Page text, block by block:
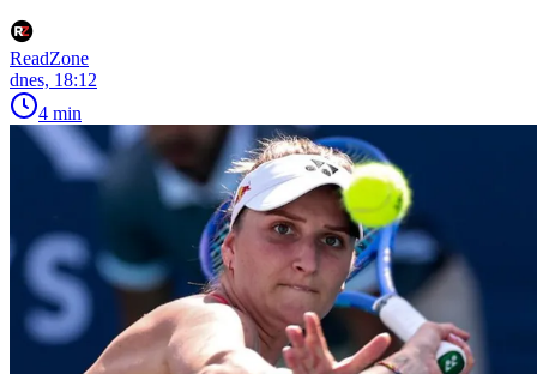
ReadZone
dnes, 18:12
4 min